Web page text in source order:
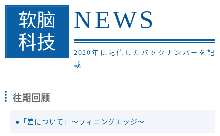
软脑
科技
NEWS
2020年に配信したバックナンバーを記
載
往期回顾
●「差について」～ウィニングエッジ～